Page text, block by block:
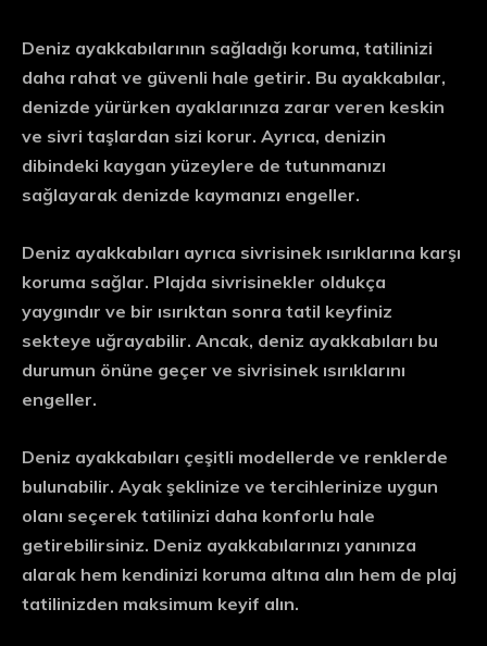
Deniz ayakkabılarının sağladığı koruma, tatilinizi
daha rahat ve güvenli hale getirir. Bu ayakkabılar,
denizde yürürken ayaklarınıza zarar veren keskin
ve sivri taşlardan sizi korur. Ayrıca, denizin
dibindeki kaygan yüzeylere de tutunmanızı
sağlayarak denizde kaymanızı engeller.
Deniz ayakkabıları ayrıca sivrisinek ısırıklarına karşı
koruma sağlar. Plajda sivrisinekler oldukça
yaygındır ve bir ısırıktan sonra tatil keyfiniz
sekteye uğrayabilir. Ancak, deniz ayakkabıları bu
durumun önüne geçer ve sivrisinek ısırıklarını
engeller.
Deniz ayakkabıları çeşitli modellerde ve renklerde
bulunabilir. Ayak şeklinize ve tercihlerinize uygun
olanı seçerek tatilinizi daha konforlu hale
getirebilirsiniz. Deniz ayakkabılarınızı yanınıza
alarak hem kendinizi koruma altına alın hem de plaj
tatilinizden maksimum keyif alın.